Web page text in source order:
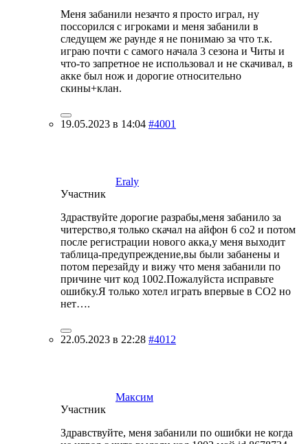
Меня забанили незачто я просто играл, ну
поссорился с игроками и меня забанили в
следущем же раунде я не понимаю за что т.к.
играю почти с самого начала 3 сезона и Читы и
что-то запретное не использовал и не скачивал, в
акке был нож и дорогие относительно
скины+клан.
19.05.2023 в 14:04 #4001
Eraly
Участник
Здраствуйте дорогие разрабы,меня забанило за
читерство,я только скачал на айфон 6 со2 и потом
после регистрации нового акка,у меня выходит
таблица-предупреждение,вы были забанены и
потом перезайду и вижу что меня забанили по
причине чит код 1002.Пожалуйста исправьте
ошибку.Я только хотел играть впервые в СО2 но
нет….
22.05.2023 в 22:28 #4012
Максим
Участник
Здравствуйте, меня забанили по ошибки не когда